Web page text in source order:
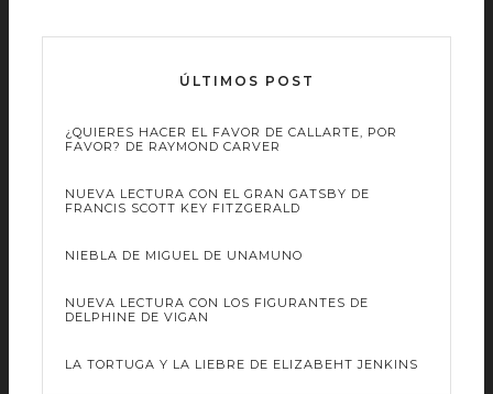
ÚLTIMOS POST
¿QUIERES HACER EL FAVOR DE CALLARTE, POR
FAVOR? DE RAYMOND CARVER
NUEVA LECTURA CON EL GRAN GATSBY DE
FRANCIS SCOTT KEY FITZGERALD
NIEBLA DE MIGUEL DE UNAMUNO
NUEVA LECTURA CON LOS FIGURANTES DE
DELPHINE DE VIGAN
LA TORTUGA Y LA LIEBRE DE ELIZABEHT JENKINS